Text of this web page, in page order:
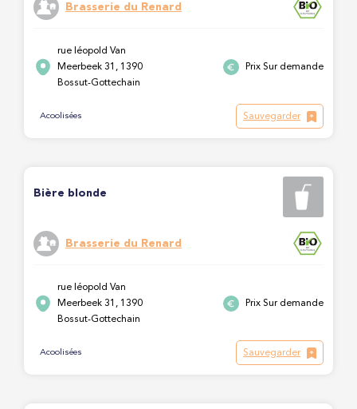
Brasserie du Renard
rue léopold Van
Meerbeek 31, 1390
Bossut-Gottechain
Prix Sur demande
Acoolisées Sauvegarder
Bière blonde
Brasserie du Renard
rue léopold Van
Meerbeek 31, 1390
Bossut-Gottechain
Prix Sur demande
Acoolisées Sauvegarder